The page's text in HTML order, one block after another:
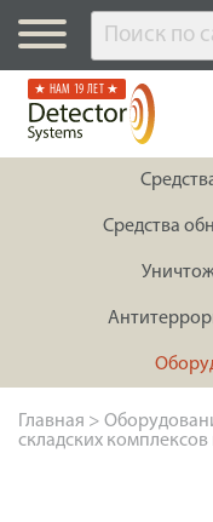
★ НАМ 19 ЛЕТ ★
Средства
Главная >
складских